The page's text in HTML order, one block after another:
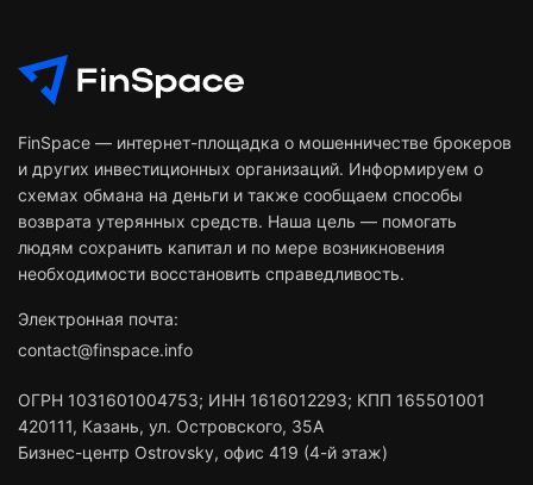
FinSpace — интернет-площадка о мошенничестве брокеров
и других инвестиционных организаций. Информируем о
схемах обмана на деньги и также сообщаем способы
возврата утерянных средств. Наша цель — помогать
людям сохранить капитал и по мере возникновения
необходимости восстановить справедливость.
Электронная почта:
contact@finspace.info
ОГРН 1031601004753; ИНН 1616012293; КПП 165501001
420111, Казань, ул. Островского, 35А
Бизнес-центр Ostrovsky, офис 419 (4-й этаж)